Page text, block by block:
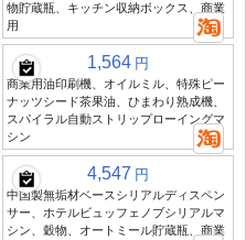
物貯蔵瓶、キッチン収納ボックス、商業
用
1,564 円
商業用油印刷機、オイルミル、特殊ピー
ナッツシード茶果油、ひまわり熟成機、
スパイラル自動ストリップローイングマ
シン
4,547 円
中国製無垢材ベースシリアルディスペン
サー、ホテルビュッフェノブシリアルマ
シン、穀物、オートミール貯蔵瓶、商業